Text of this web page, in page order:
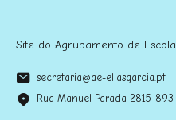
Site do Agrupamento de
secretaria@ae-eliasgarcia.pt
Rua Manuel Parada 2815-